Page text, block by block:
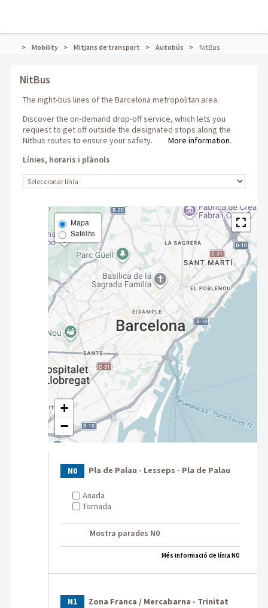
Mobility Mitjans de transport Autobús NitBus
NitBus
The night-bus lines of the Barcelona metropolitan area.
Discover the on-demand drop-off service, which lets you
request to get off outside the designated stops along the
Nitbus routes to ensure your safety.
More information.
Línies, horaris i plànols
Line
Mapa
Satélite
+
−
N0 Pla de Palau - Lesseps - Pla de Palau
Anada
Tornada
Mostra parades N0
Més informació de línia N0
N1
Zona Franca / Mercabarna - Trinitat